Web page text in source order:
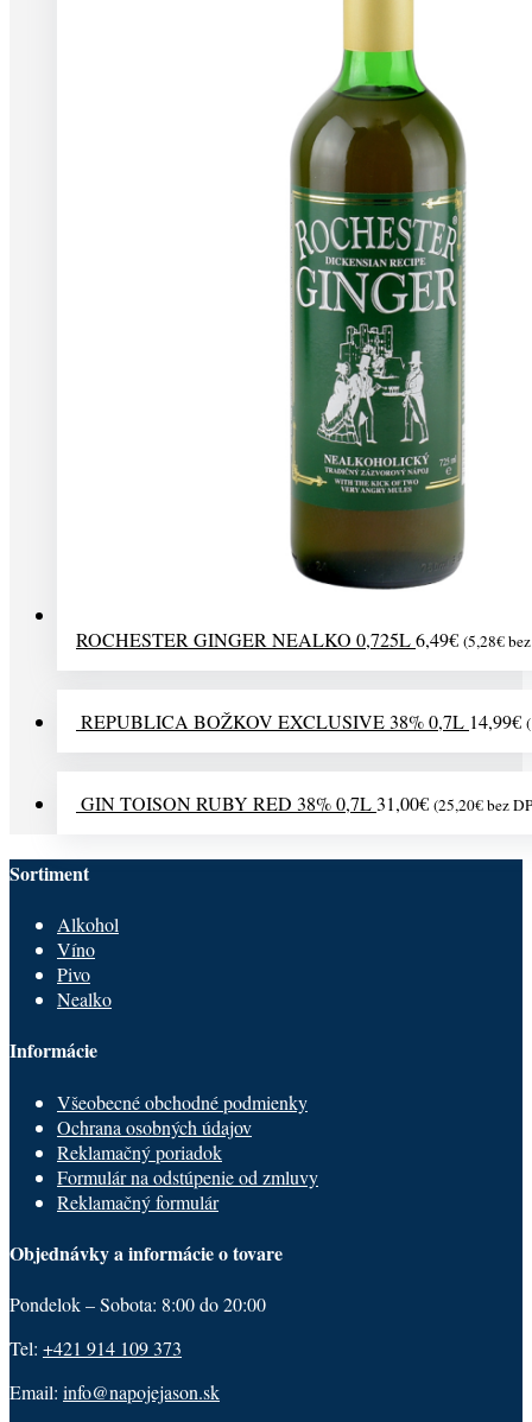
ROCHESTER GINGER NEALKO 0,725L6,49€ (5,28€
REPUBLICA BOŽKOV EXCLUSIVE 38% 0,7L 14,99€ (
GIN TOISON RUBY RED 38% 0,7L31,00€ (25,20€bez
Sortiment
Alkohol
Víno
Pivo
Nealko
Informácie
Všeobecné obchodné podmienky
Ochrana osobných údajov
Reklamačný poriadok
Formulár na odstúpenie od zmluvy
Reklamačný formulár
Objednávky a informácie o tovare
Pondelok – Sobota: 8:00 do 20:00
Tel: +421 914 109 373
Email: info@napojejason.sk